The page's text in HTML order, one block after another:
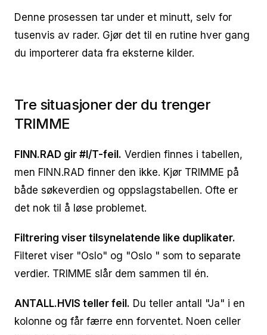
Denne prosessen tar under et minutt, selv for
tusenvis av rader. Gjør det til en rutine hver gang
du importerer data fra eksterne kilder.
Tre situasjoner der du trenger
TRIMME
FINN.RAD gir #I/T-feil. Verdien finnes i tabellen,
men FINN.RAD finner den ikke. Kjør TRIMME på
både søkeverdien og oppslagstabellen. Ofte er
det nok til å løse problemet.
Filtrering viser tilsynelatende like duplikater.
Filteret viser "Oslo" og "Oslo " som to separate
verdier. TRIMME slår dem sammen til én.
ANTALL.HVIS teller feil. Du teller antall "Ja" i en
kolonne og får færre enn forventet. Noen celler